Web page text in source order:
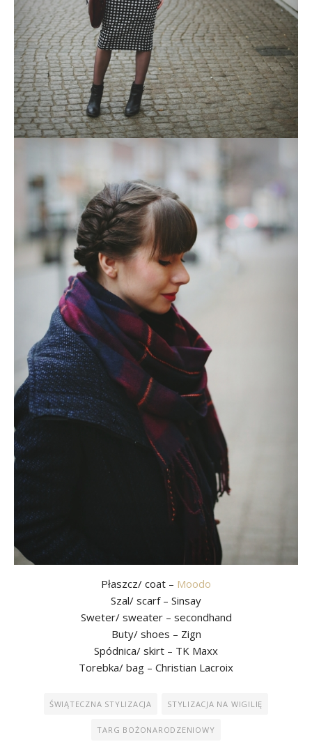
Płaszcz/ coat – Moodo
Szal/ scarf – Sinsay
Sweter/ sweater – secondhand
Buty/ shoes – Zign
Spódnica/ skirt – TK Maxx
Torebka/ bag – Christian Lacroix
ŚWIĄTECZNA STYLIZACJA STYLIZACJA NA WIGILIĘ
TARG BOŻONARODZENIOWY